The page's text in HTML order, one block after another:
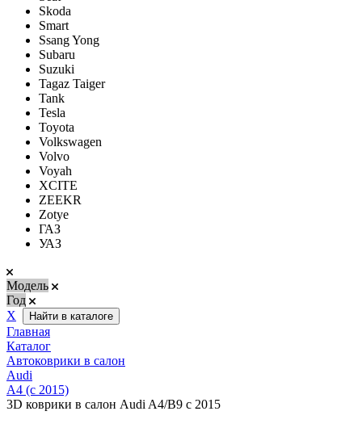
Skoda
Smart
Ssang Yong
Subaru
Suzuki
Tagaz Taiger
Tank
Tesla
Toyota
Volkswagen
Volvo
Voyah
XCITE
ZEEKR
Zotye
ГАЗ
УАЗ
Модель
Год
Х
Найти в каталоге
Главная
Каталог
Автоковрики в салон
Audi
A4 (с 2015)
3D коврики в салон Audi A4/B9 с 2015